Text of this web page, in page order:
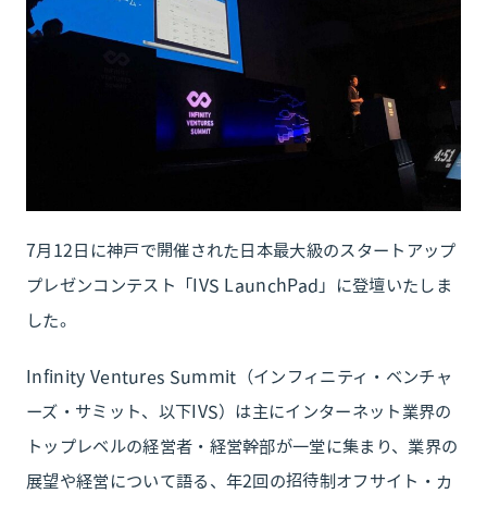
7月12日に神戸で開催された日本最大級のスタートアップ
プレゼンコンテスト「IVS LaunchPad」に登壇いたしま
した。
Infinity Ventures Summit（インフィニティ・ベンチャ
ーズ・サミット、以下IVS）は主にインターネット業界の
トップレベルの経営者・経営幹部が一堂に集まり、業界の
展望や経営について語る、年2回の招待制オフサイト・カ